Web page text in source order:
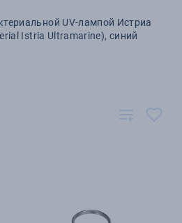
UV-лампой Истриа
Istria Ultramarine), синий